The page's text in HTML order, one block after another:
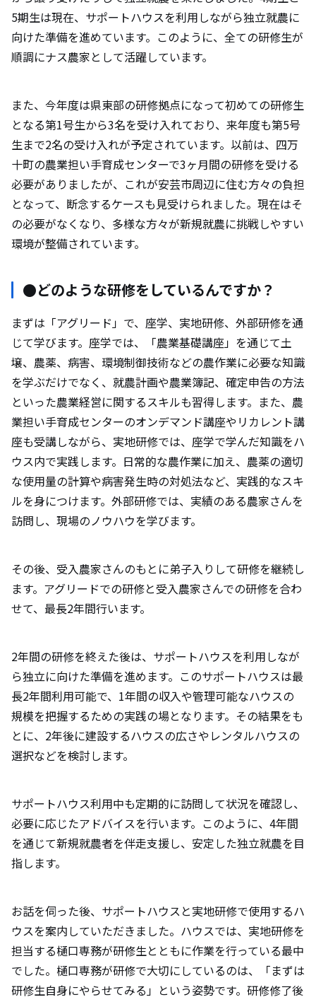
5期生は現在、サポートハウスを利用しながら独立就農に
向けた準備を進めています。このように、全ての研修生が
順調にナス農家として活躍しています。
また、今年度は県東部の研修拠点になって初めての研修生
となる第1号生から3名を受け入れており、来年度も第5号
生まで2名の受け入れが予定されています。以前は、四万
十町の農業担い手育成センターで3ヶ月間の研修を受ける
必要がありましたが、これが安芸市周辺に住む方々の負担
となって、断念するケースも見受けられました。現在はそ
の必要がなくなり、多様な方々が新規就農に挑戦しやすい
環境が整備されています。
●どのような研修をしているんですか？
まずは「アグリード」で、座学、実地研修、外部研修を通
じて学びます。座学では、「農業基礎講座」を通じて土
壌、農薬、病害、環境制御技術などの農作業に必要な知識
を学ぶだけでなく、就農計画や農業簿記、確定申告の方法
といった農業経営に関するスキルも習得します。また、農
業担い手育成センターのオンデマンド講座やリカレント講
座も受講しながら、実地研修では、座学で学んだ知識をハ
ウス内で実践します。日常的な農作業に加え、農薬の適切
な使用量の計算や病害発生時の対処法など、実践的なスキ
ルを身につけます。外部研修では、実績のある農家さんを
訪問し、現場のノウハウを学びます。
その後、受入農家さんのもとに弟子入りして研修を継続し
ます。アグリードでの研修と受入農家さんでの研修を合わ
せて、最長2年間行います。
2年間の研修を終えた後は、サポートハウスを利用しなが
ら独立に向けた準備を進めます。このサポートハウスは最
長2年間利用可能で、1年間の収入や管理可能なハウスの
規模を把握するための実践の場となります。その結果をも
とに、2年後に建設するハウスの広さやレンタルハウスの
選択などを検討します。
サポートハウス利用中も定期的に訪問して状況を確認し、
必要に応じたアドバイスを行います。このように、4年間
を通じて新規就農者を伴走支援し、安定した独立就農を目
指します。
お話を伺った後、サポートハウスと実地研修で使用するハ
ウスを案内していただきました。ハウスでは、実地研修を
担当する樋口専務が研修生とともに作業を行っている最中
でした。樋口専務が研修で大切にしているのは、「まずは
研修生自身にやらせてみる」という姿勢です。研修修了後